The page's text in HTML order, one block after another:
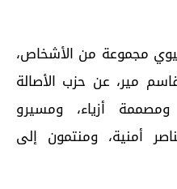
مجموعة من الأشخاص،
مير، عن حزب الأصالة
ومصممة أزياء، ومسيرو
أمنية، ومنتمون إلى